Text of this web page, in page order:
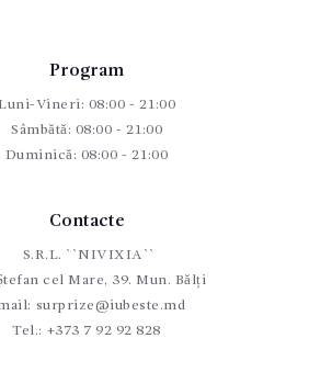
Program
Luni-Vineri: 08:00 - 21:00
Sâmbătă: 08:00 - 21:00
Duminică: 08:00 - 21:00
Contacte
S.R.L. ``NIVIXIA``
cel Mare, 39. Mun. Bălți
surprize@iubeste.md
Tel.: +373 7 92 92 828